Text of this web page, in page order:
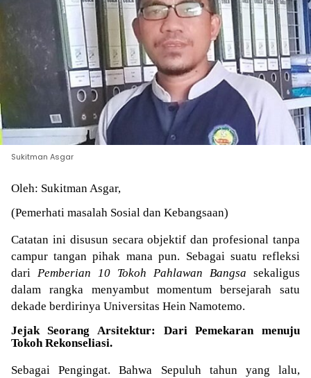
Sukitman Asgar
Oleh: Sukitman Asgar,
(Pemerhati masalah Sosial dan Kebangsaan)
Catatan ini disusun secara objektif dan profesional tanpa
campur tangan pihak mana pun. Sebagai suatu refleksi
dari Pemberian 10 Tokoh Pahlawan Bangsa sekaligus
dalam rangka menyambut momentum bersejarah satu
dekade berdirinya Universitas Hein Namotemo.
Jejak Seorang Arsitektur: Dari Pemekaran menuju
Tokoh Rekonseliasi.
Sebagai Pengingat. Bahwa Sepuluh tahun yang lalu,